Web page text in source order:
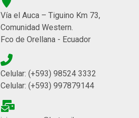
Vía el Auca – Tiguino Km 73,
Comunidad Western.
Fco de Orellana - Ecuador
Celular: (+593) 98524 3332
Celular: (+593) 997879144